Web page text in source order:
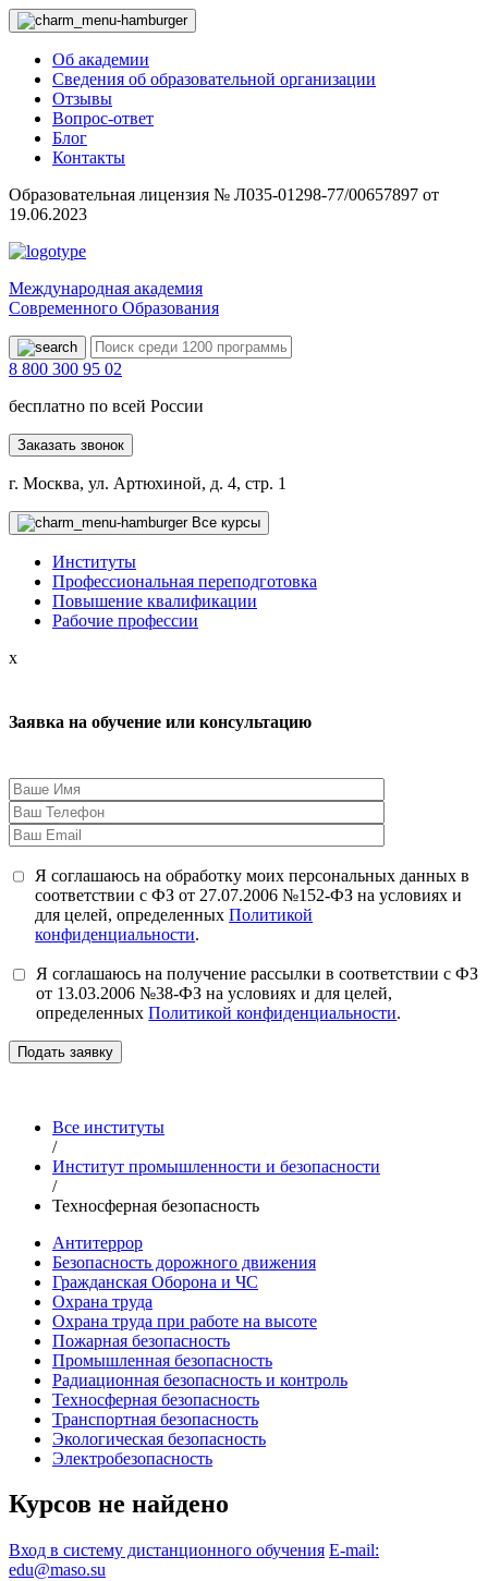
Об академии
Сведения об образовательной организации
Отзывы
Вопрос-ответ
Блог
Контакты
Образовательная лицензия № Л035-01298-77/00657897 от
19.06.2023
Международная академия
Современного Образования
8 800 300 95 02
бесплатно по всей России
Заказать звонок
г. Москва, ул. Артюхиной, д. 4, стр. 1
Все курсы
Институты
Профессиональная переподготовка
Повышение квалификации
Рабочие профессии
x
Заявка на обучение или консультацию
Я соглашаюсь на обработку моих персональных данных в
соответствии с ФЗ от 27.07.2006 №152-ФЗ на условиях и
для целей, определенныхПолитикой
конфиденциальности.
Я соглашаюсь на получение рассылки в соответствии с ФЗ
от 13.03.2006 №38-ФЗ на условиях и для целей,
определенныхПолитикой конфиденциальности.
Подать заявку
Все институты
/
Институт промышленности и безопасности
/
Техносферная безопасность
Антитеррор
Безопасность дорожного движения
Гражданская Оборона и ЧС
Охрана труда
Охрана труда при работе на высоте
Пожарная безопасность
Промышленная безопасность
Радиационная безопасность и контроль
Техносферная безопасность
Транспортная безопасность
Экологическая безопасность
Электробезопасность
Курсов не найдено
Вход в систему дистанционного обучения E-mail:
edu@maso.su